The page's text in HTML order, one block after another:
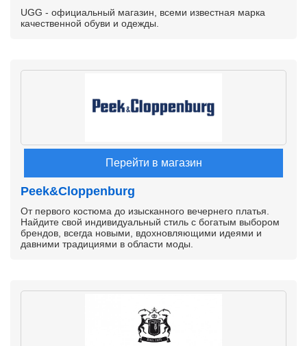
UGG - официальный магазин, всеми известная марка
качественной обуви и одежды.
Перейти в магазин
Peek&Cloppenburg
От первого костюма до изысканного вечернего платья.
Найдите свой индивидуальный стиль с богатым выбором
брендов, всегда новыми, вдохновляющими идеями и
давними традициями в области моды.